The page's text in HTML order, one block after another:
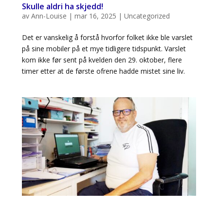
Skulle aldri ha skjedd!
av Ann-Louise | mar 16, 2025 | Uncategorized
Det er vanskelig å forstå hvorfor folket ikke ble varslet
på sine mobiler på et mye tidligere tidspunkt. Varslet
kom ikke før sent på kvelden den 29. oktober, flere
timer etter at de første ofrene hadde mistet sine liv.